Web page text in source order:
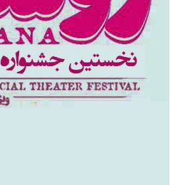
حوزه هنری در صورت همکاری
آماده احیا و بازسازی سینما